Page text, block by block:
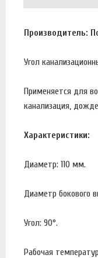
Производитель:
Угол
Применяется для
канализация,
Характеристики:
Диаметр: 110 мм.
Диаметр бокового
Угол: 90°.
Рабочая